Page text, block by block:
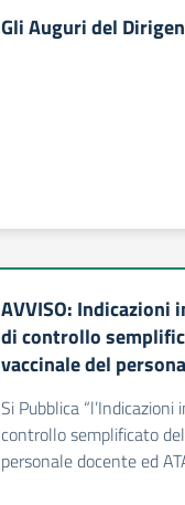
Gli Auguri del
AVVISO:
di controllo
vaccinale del
Si Pubblica
controllo semplificato
personale docente ed